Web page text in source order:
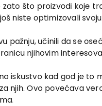
što proizvodi koje
niste optimizovali
pažnju, učinili da se
njihovim
iskustvo kad god je
njih. Ovo povećava